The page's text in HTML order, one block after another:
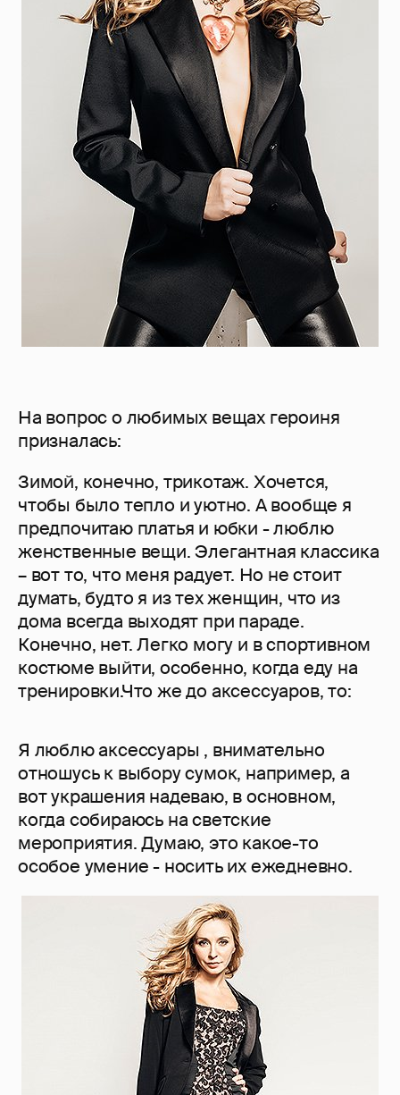
На вопрос о любимых вещах героиня
призналась:
Зимой, конечно, трикотаж. Хочется,
чтобы было тепло и уютно. А вообще я
предпочитаю платья и юбки - люблю
женственные вещи. Элегантная классика
– вот то, что меня радует. Но не стоит
думать, будто я из тех женщин, что из
дома всегда выходят при параде.
Конечно, нет. Легко могу и в спортивном
костюме выйти, особенно, когда еду на
тренировки.Что же до аксессуаров, то:
Я люблю аксессуары , внимательно
отношусь к выбору сумок, например, а
вот украшения надеваю, в основном,
когда собираюсь на светские
мероприятия. Думаю, это какое-то
особое умение - носить их ежедневно.